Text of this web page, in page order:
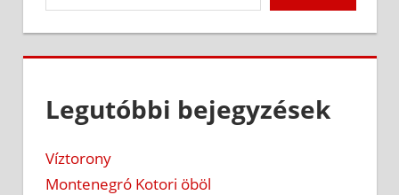
Legutóbbi bejegyzések
Víztorony
Montenegró Kotori öböl